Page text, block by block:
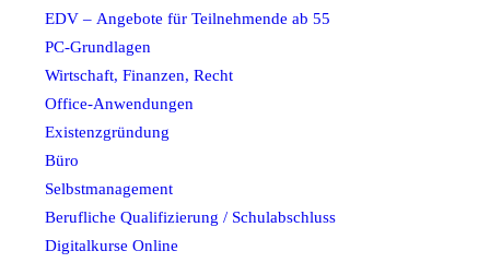
EDV – Angebote für Teilnehmende ab 55
PC-Grundlagen
Wirtschaft, Finanzen, Recht
Office-Anwendungen
Existenzgründung
Büro
Selbstmanagement
Berufliche Qualifizierung / Schulabschluss
Digitalkurse Online